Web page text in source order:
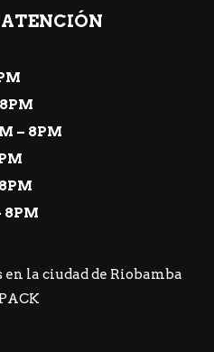
– 8PM
8PM
la ciudad de Riobamba